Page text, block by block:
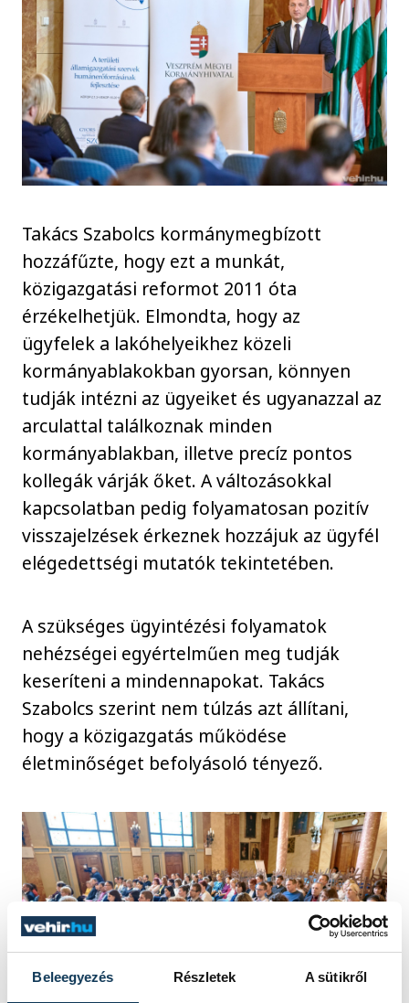
Beleegyezés Részletek A sütikről
Takács Szabolcs kormánymegbízott
hozzáfűzte, hogy ezt a munkát,
közigazgatási reformot 2011 óta
érzékelhetjük. Elmondta, hogy az
ügyfelek a lakóhelyeikhez közeli
kormányablakokban gyorsan, könnyen
tudják intézni az ügyeiket és ugyanazzal az
arculattal találkoznak minden
kormányablakban, illetve precíz pontos
kollegák várják őket. A változásokkal
kapcsolatban pedig folyamatosan pozitív
visszajelzések érkeznek hozzájuk az ügyfél
elégedettségi mutatók tekintetében.
A szükséges ügyintézési folyamatok
nehézségei egyértelműen meg tudják
keseríteni a mindennapokat. Takács
Szabolcs szerint nem túlzás azt állítani,
hogy a közigazgatás működése
életminőséget befolyásoló tényező.